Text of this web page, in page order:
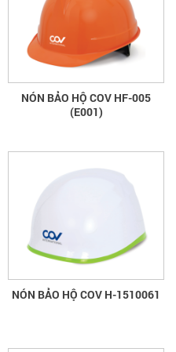
NÓN BẢO HỘ COV HF-005
(E001)
NÓN BẢO HỘ COV H-1510061